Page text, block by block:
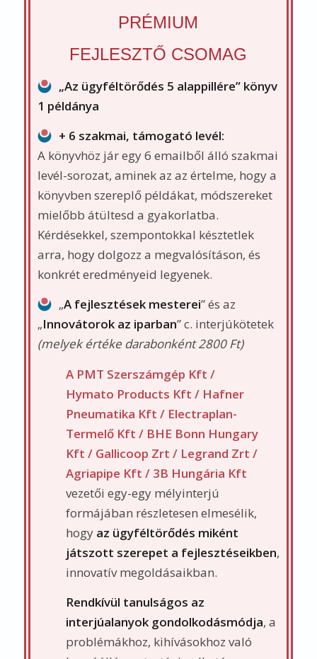
konkrét eredményeid legyenek.
Innovátorok az iparban” c. interjúkötetek
(melyek értéke darabonként 2800 Ft)
A PMT Szerszámgép Kft /
Hymato Products Kft / Hafner
Pneumatika Kft / Electraplan-
Termelő Kft / BHE Bonn Hungary
Kft / Gallicoop Zrt / Legrand Zrt /
Agriapipe Kft / 3B Hungária Kft
vezetői egy-egy mélyinterjú
formájában részletesen elmesélik,
hogyaz ügyféltörődés miként
innovatív megoldásaikban.
Rendkívül tanulságos az
problémákhoz, kihívásokhoz való
hozzáállása, stratégia alkotása,
értékesítési szemlélete!
Fejlesztési útmutató – munkafüzet
(melynek értéke 1800 Ft)
A két kötet mellé készítettem egy
FEJLESZTÉSI ÚTMUTATÓ -
munkafüzetet is PDF formátumban
amely a cégedre vonatkozó célzott
kérdésekkel segít téged abban, hogy
úgy fejleszd a cégedet, ahogy annak a
vevőid a legjobban örülnek.
13800 Ft helyett